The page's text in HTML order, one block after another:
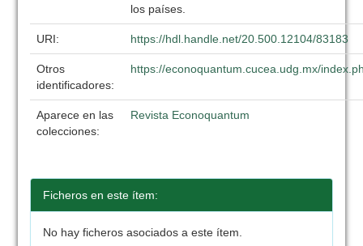
los países.
URI: https://hdl.handle.net/20.500.12104/83183
Otros
identificadores:
https://econoquantum.cucea.udg.mx/
Aparece en las
colecciones:
Revista Econoquantum
Ficheros en este ítem:
No hay ficheros asociados a este ítem.